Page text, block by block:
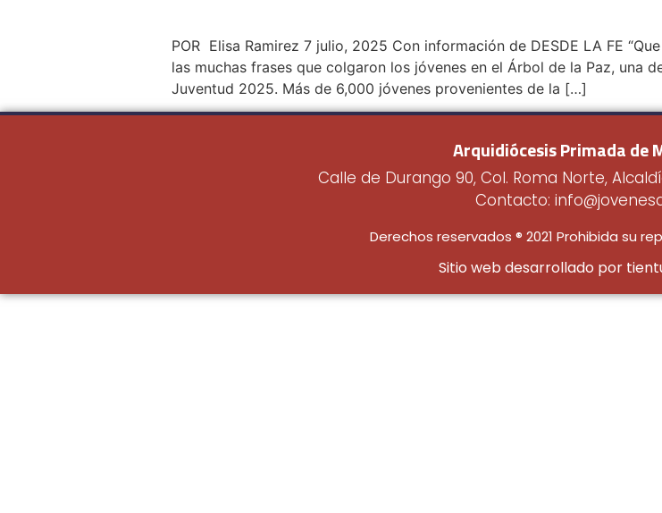
POR Elisa Ramirez 7 julio, 2025 Con información de DESDE LA FE
las muchas frases que colgaron los jóvenes en el Árbol de la Paz, una
Juventud 2025. Más de 6,000 jóvenes provenientes de la […]
Arquidiócesis Primada de
Calle de Durango 90, Col. Roma Norte,
Contacto:
Derechos reservados ® 2021 Prohibida su
Sitio web desarrollado por